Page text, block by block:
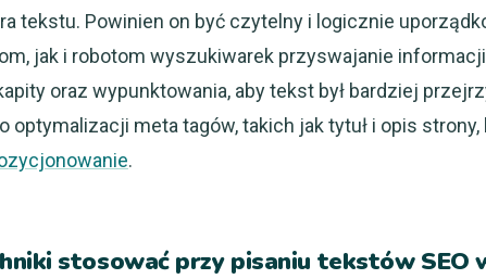
tekstu. Powinien on być czytelny i logicznie
jak i robotom wyszukiwarek przyswajanie
oraz wypunktowania, aby tekst był bardziej
optymalizacji meta tagów, takich jak tytuł i opis
.
stosować przy pisaniu tekstów SEO